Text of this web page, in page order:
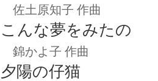
佐土原知子 作曲
こんな夢をみたの
錦かよ子 作曲
夕陽の仔猫